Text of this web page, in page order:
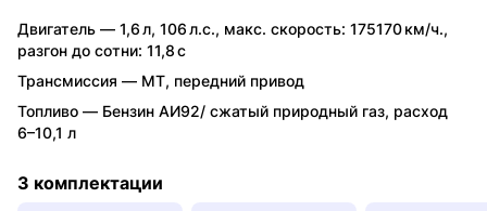
Двигатель — 1,6 л, 106 л.с., макс. скорость: 175170 км/ч.,
разгон до сотни: 11,8 с
Трансмиссия — MT, передний привод
Топливо — Бензин АИ92/ сжатый природный газ, расход
6–10,1 л
3 комплектации